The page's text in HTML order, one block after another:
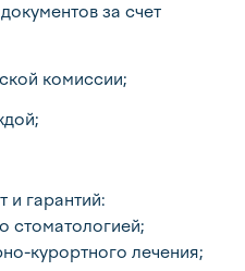
за счет
комиссии;
и гарантий:
курортного лечения;